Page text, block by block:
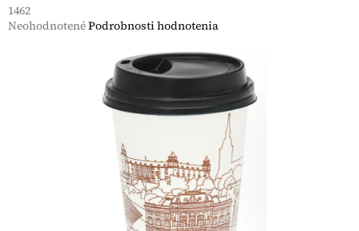
1462
Priemerné
NeohodnotenéPodrobnosti hodnotenia